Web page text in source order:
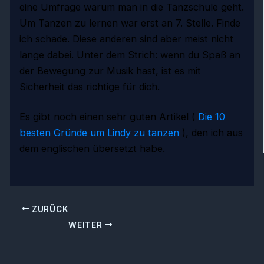
eine Umfrage warum man in die Tanzschule geht.
Um Tanzen zu lernen war erst an 7. Stelle. Finde
ich schade. Diese anderen sind aber meist nicht
lange dabei. Unter dem Strich: wenn du Spaß an
der Bewegung zur Musik hast, ist es mit
Sicherheit das richtige für dich.
Es gibt noch einen sehr guten Artikel ( Die 10
besten Gründe um Lindy zu tanzen ), den ich aus
dem englischen übersetzt habe.
ZURÜCK
WEITER